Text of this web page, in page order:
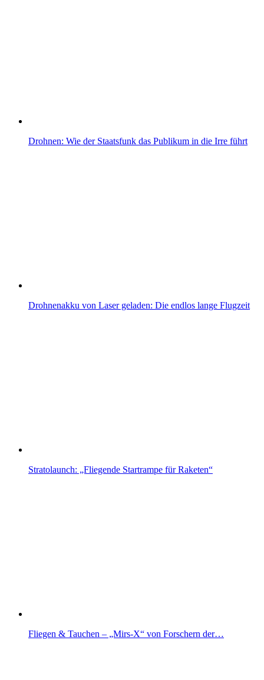
Drohnen: Wie der Staatsfunk das Publikum in die Irre führt
Drohnenakku von Laser geladen: Die endlos lange Flugzeit
Stratolaunch: „Fliegende Startrampe für Raketen“
Fliegen & Tauchen – „Mirs-X“ von Forschern der…